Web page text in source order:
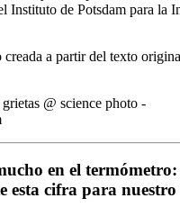
Instituto de Potsdam para la
creada a partir del texto
en el
esta cifra para